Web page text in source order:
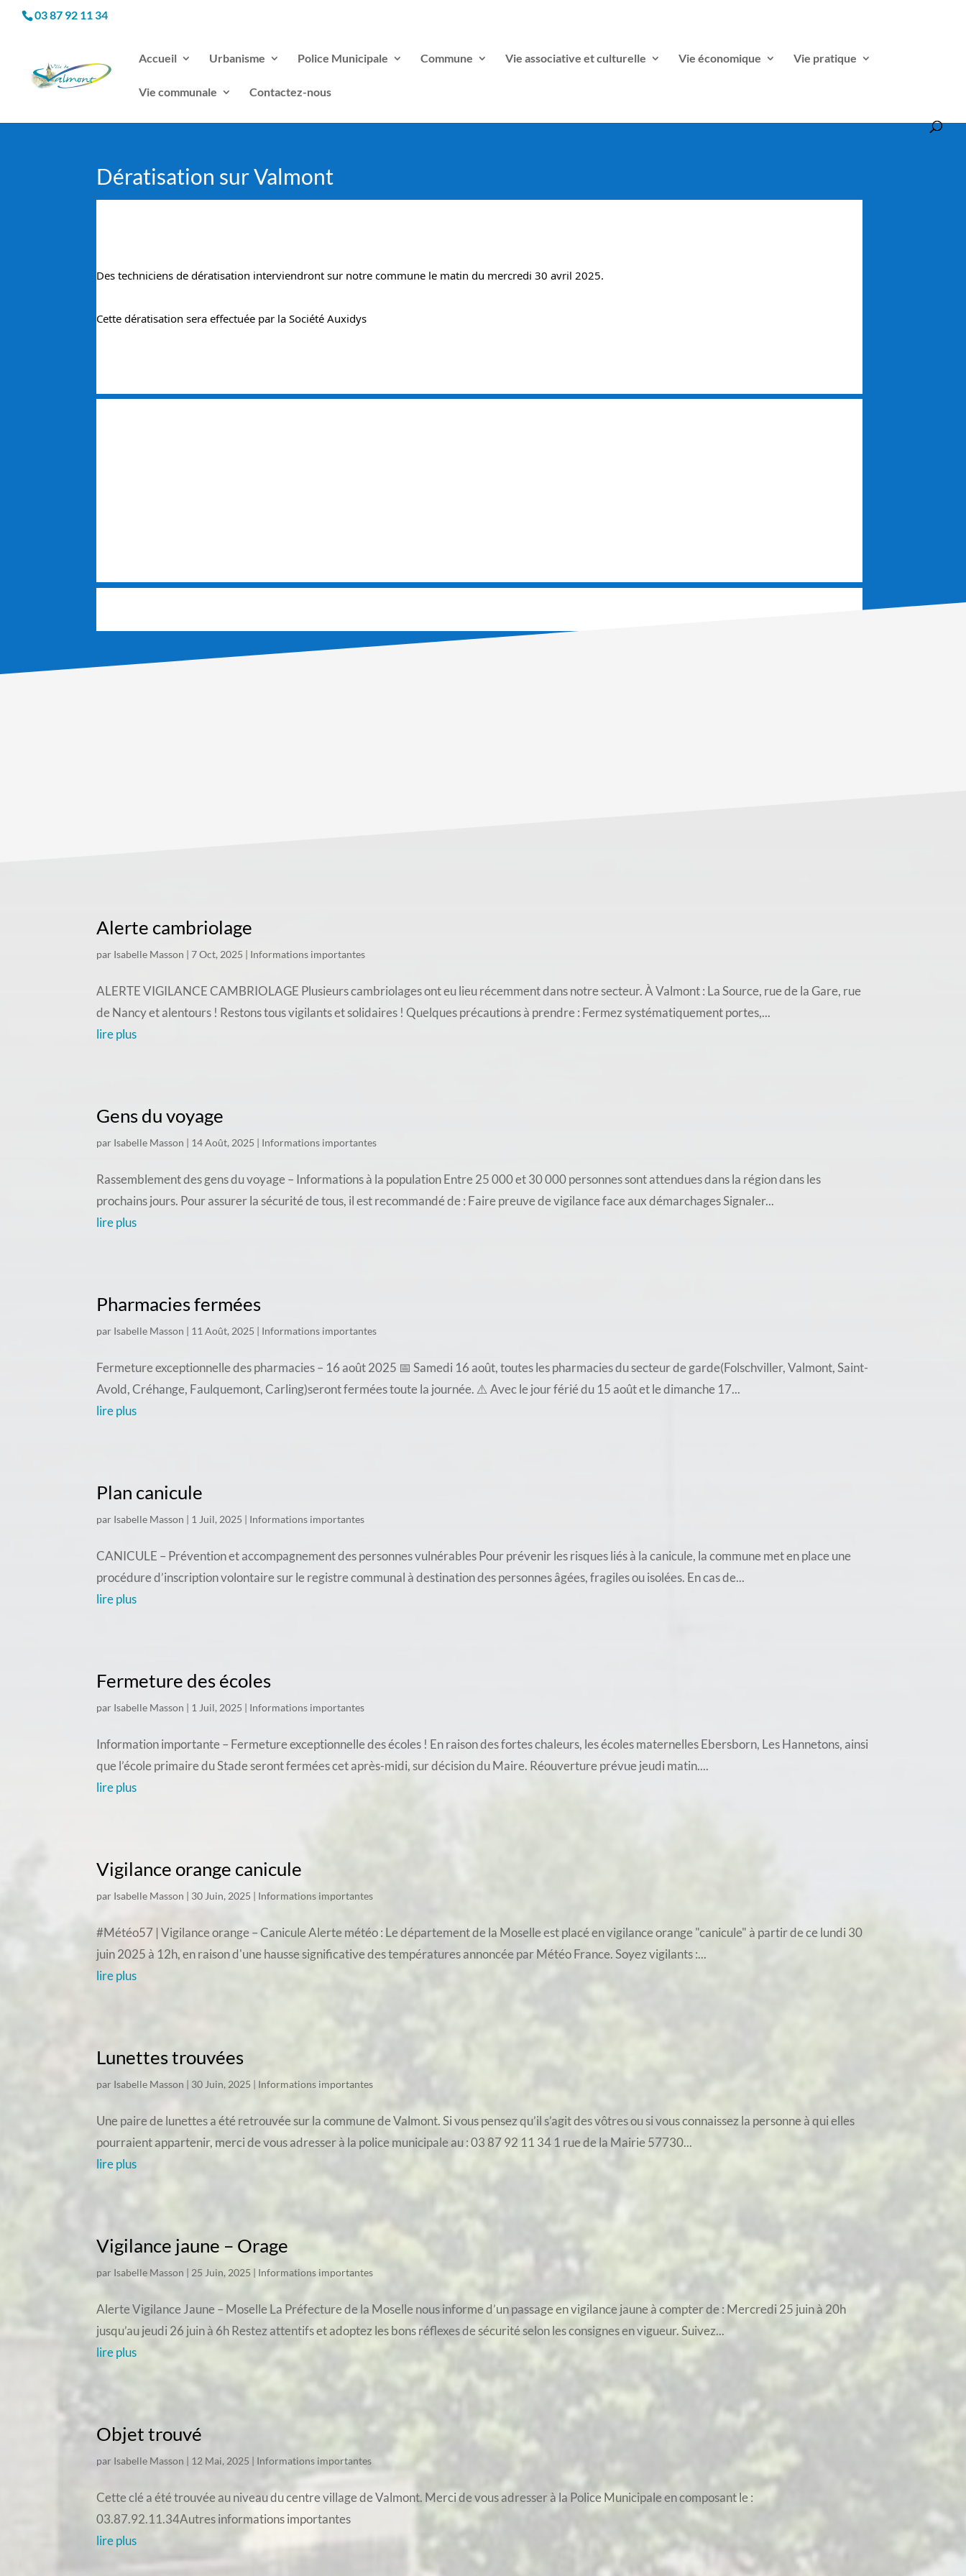
03 87 92 11 34
Accueil Urbanisme Police Municipale Commune Vie associative et culturelle Vie économique Vie pratique
Vie communale Contactez-nous
Dératisation sur Valmont
Des techniciens de dératisation interviendront sur notre commune le matin du mercredi 30 avril 2025.
Cette dératisation sera effectuée par la Société Auxidys
Alerte cambriolage
par Isabelle Masson |7 Oct, 2025 | Informations importantes
ALERTE VIGILANCE CAMBRIOLAGE Plusieurs cambriolages ont eu lieu récemment dans notre secteur. À Valmont : La Source, rue de la Gare, rue
de Nancy et alentours ! Restons tous vigilants et solidaires ! Quelques précautions à prendre : Fermez systématiquement portes,...
lire plus
Gens du voyage
par Isabelle Masson | 14 Août, 2025 | Informations importantes
Rassemblement des gens du voyage – Informations à la population Entre 25 000 et 30 000 personnes sont attendues dans la région dans les
prochains jours. Pour assurer la sécurité de tous, il est recommandé de : Faire preuve de vigilance face aux démarchages Signaler...
lire plus
Pharmacies fermées
par Isabelle Masson | 11 Août, 2025 | Informations importantes
Fermeture exceptionnelle des pharmacies – 16 août 2025 📅 Samedi 16 août, toutes les pharmacies du secteur de garde(Folschviller, Valmont, Saint-
Avold, Créhange, Faulquemont, Carling)seront fermées toute la journée. ⚠️ Avec le jour férié du 15 août et le dimanche 17...
lire plus
Plan canicule
par Isabelle Masson | 1 Juil, 2025 | Informations importantes
CANICULE – Prévention et accompagnement des personnes vulnérables Pour prévenir les risques liés à la canicule, la commune met en place une
procédure d’inscription volontaire sur le registre communal à destination des personnes âgées, fragiles ou isolées. En cas de...
lire plus
Fermeture des écoles
par Isabelle Masson | 1 Juil, 2025 | Informations importantes
Information importante – Fermeture exceptionnelle des écoles ! En raison des fortes chaleurs, les écoles maternelles Ebersborn, Les Hannetons, ainsi
que l’école primaire du Stade seront fermées cet après-midi, sur décision du Maire. Réouverture prévue jeudi matin....
lire plus
Vigilance orange canicule
par Isabelle Masson | 30 Juin, 2025 | Informations importantes
#Météo57 | Vigilance orange – Canicule Alerte météo : Le département de la Moselle est placé en vigilance orange "canicule" à partir de ce lundi 30
juin 2025 à 12h, en raison d'une hausse significative des températures annoncée par Météo France. Soyez vigilants :...
lire plus
Lunettes trouvées
par Isabelle Masson | 30 Juin, 2025 | Informations importantes
Une paire de lunettes a été retrouvée sur la commune de Valmont. Si vous pensez qu’il s’agit des vôtres ou si vous connaissez la personne à qui elles
pourraient appartenir, merci de vous adresser à la police municipale au : 03 87 92 11 34 1 rue de la Mairie 57730...
lire plus
Vigilance jaune – Orage
par Isabelle Masson | 25 Juin, 2025 | Informations importantes
Alerte Vigilance Jaune – Moselle La Préfecture de la Moselle nous informe d’un passage en vigilance jaune à compter de : Mercredi 25 juin à 20h
jusqu’au jeudi 26 juin à 6h Restez attentifs et adoptez les bons réflexes de sécurité selon les consignes en vigueur. Suivez...
lire plus
Objet trouvé
par Isabelle Masson | 12 Mai, 2025 | Informations importantes
Cette clé a été trouvée au niveau du centre village de Valmont. Merci de vous adresser à la Police Municipale en composant le :
03.87.92.11.34Autres informations importantes
lire plus